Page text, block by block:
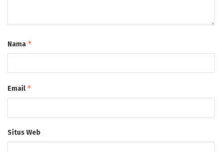
Nama *
Email*
Situs Web